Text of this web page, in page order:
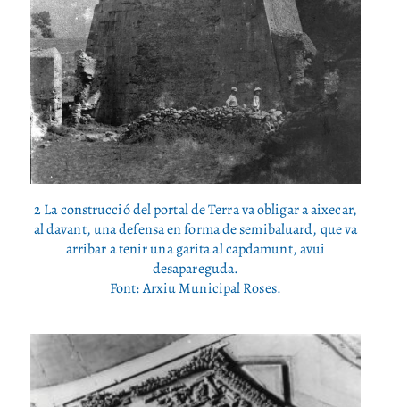
2 La construcció del portal de Terra va obligar a aixecar,
al davant, una defensa en forma de semibaluard, que va
arribar a tenir una garita al capdamunt, avui
desapareguda.
Font: Arxiu Municipal Roses.